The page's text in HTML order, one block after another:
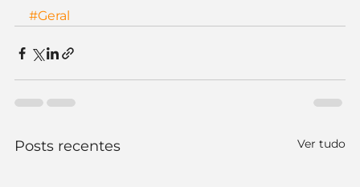
#Geral
Posts recentes Ver tudo